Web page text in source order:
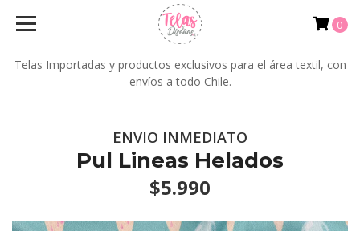
Telas Importadas y productos exclusivos para el área textil, con
envíos a todo Chile.
0
ENVIO INMEDIATO
Pul Lineas Helados
$5.990